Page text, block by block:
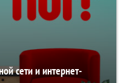
сети и интернет-